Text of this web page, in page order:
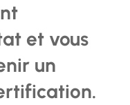
et vous
un